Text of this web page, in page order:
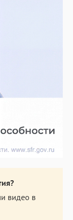
видео в